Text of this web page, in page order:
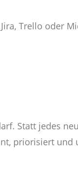
Trello oder
Statt jedes
priorisiert und